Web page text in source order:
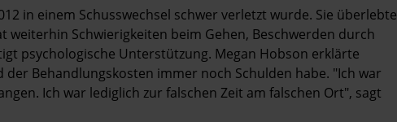
in einem Schusswechsel schwer verletzt wurde. Sie überlebte
weiterhin Schwierigkeiten beim Gehen, Beschwerden durch
psychologische Unterstützung. Megan Hobson erklärte
Behandlungskosten immer noch Schulden habe. "Ich war
Ich war lediglich zur falschen Zeit am falschen Ort", sagt